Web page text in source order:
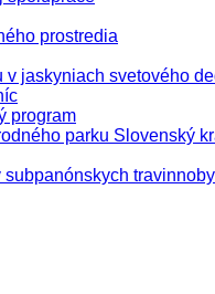
prostredia
v jaskyniach svetového
program
parku Slovenský